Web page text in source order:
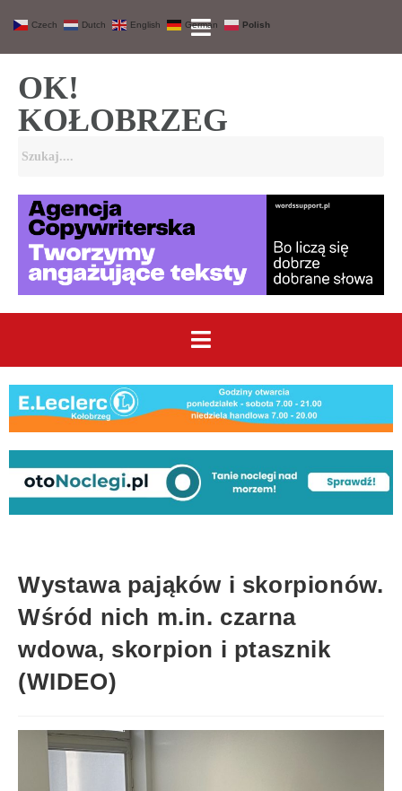
OK!
KOŁOBRZEG
Wystawa pająków i skorpionów.
Wśród nich m.in. czarna
wdowa, skorpion i ptasznik
(WIDEO)
Czech Dutch English German Polish